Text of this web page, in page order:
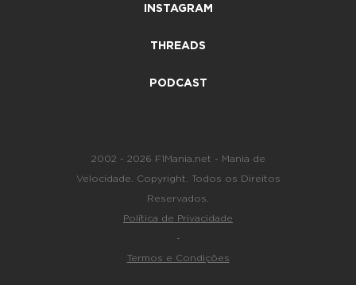
INSTAGRAM
THREADS
PODCAST
2002 - 2026 F1Mania.net - Mania de
Velocidade. Copyright. Todos os Direitos
Reservados.
Política de Privacidade
-
Termos e Condições